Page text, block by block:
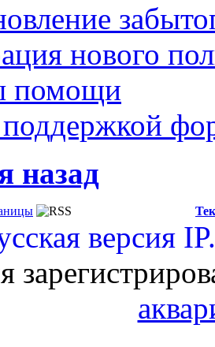
нового
помощи
поддержкой
назад
версия